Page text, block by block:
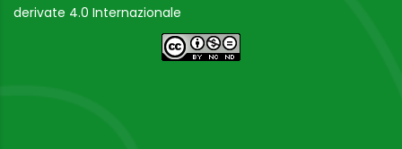
derivate 4.0 Internazionale